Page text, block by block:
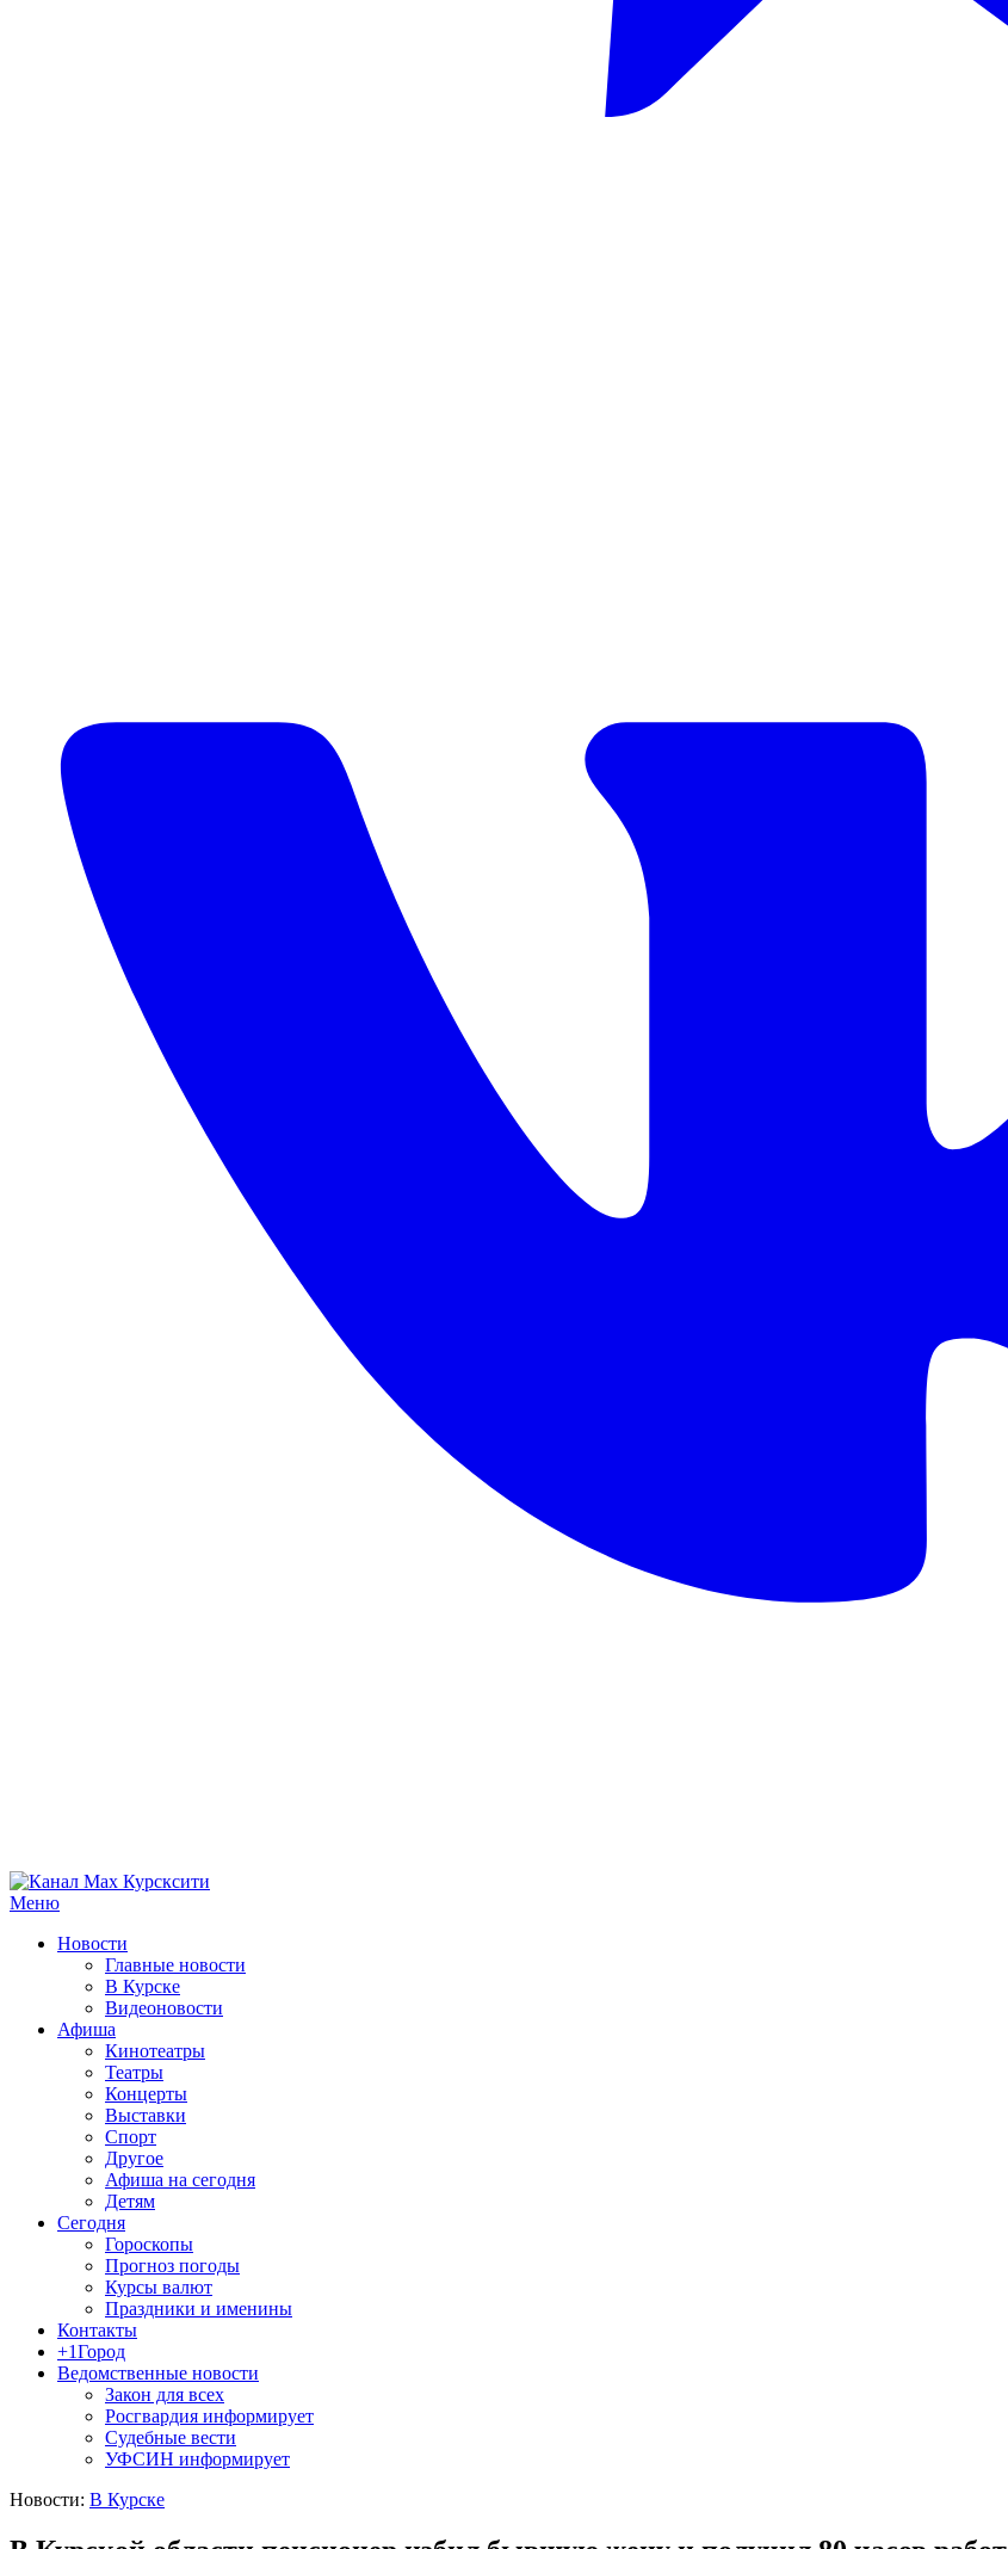
Меню
Новости
Главные новости
В Курске
Видеоновости
Афиша
Кинотеатры
Театры
Концерты
Выставки
Спорт
Другое
Афиша на сегодня
Детям
Сегодня
Гороскопы
Прогноз погоды
Курсы валют
Праздники и именины
Контакты
+1Город
Ведомственные новости
Закон для всех
Росгвардия информирует
Судебные вести
УФСИН информирует
Новости: В Курске